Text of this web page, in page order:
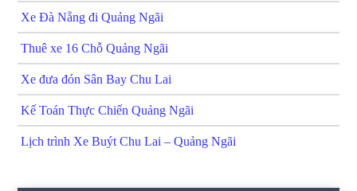
Xe Đà Nẵng đi Quảng Ngãi
Thuê xe 16 Chỗ Quảng Ngãi
Xe đưa đón Sân Bay Chu Lai
Kế Toán Thực Chiến Quảng Ngãi
Lịch trình Xe Buýt Chu Lai – Quảng Ngãi